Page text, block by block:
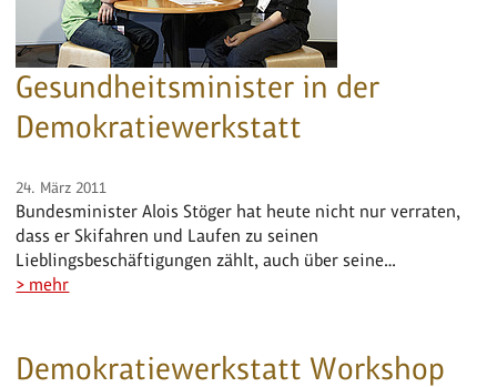
Gesundheitsminister in der
Demokratiewerkstatt
24. März 2011
Bundesminister Alois Stöger hat heute nicht nur verraten,
dass er Skifahren und Laufen zu seinen
Lieblingsbeschäftigungen zählt, auch über seine…
> mehr
Demokratiewerkstatt Workshop